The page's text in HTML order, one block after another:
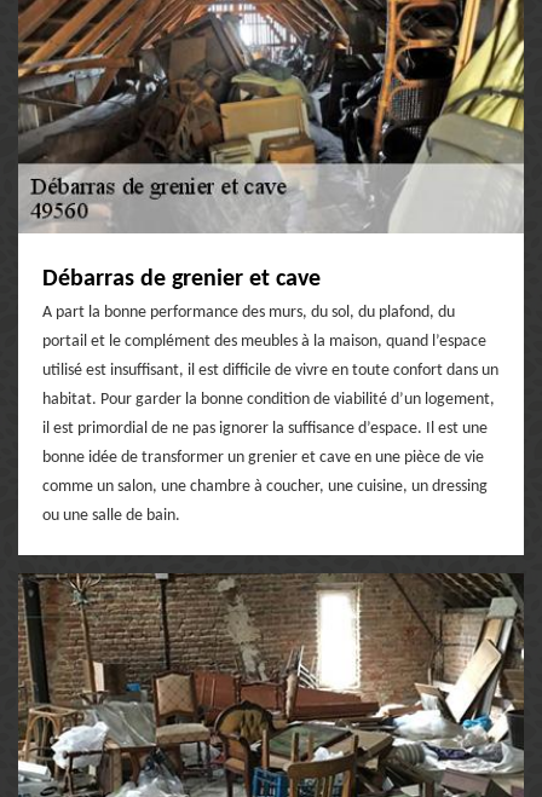
Débarras de grenier et cave
A part la bonne performance des murs, du sol, du plafond, du
portail et le complément des meubles à la maison, quand l’espace
utilisé est insuffisant, il est difficile de vivre en toute confort dans un
habitat. Pour garder la bonne condition de viabilité d’un logement,
il est primordial de ne pas ignorer la suffisance d’espace. Il est une
bonne idée de transformer un grenier et cave en une pièce de vie
comme un salon, une chambre à coucher, une cuisine, un dressing
ou une salle de bain.